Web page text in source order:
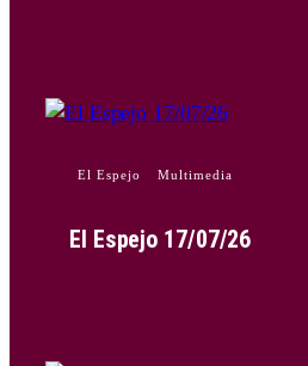
El Espejo Multimedia
El Espejo 17/07/26